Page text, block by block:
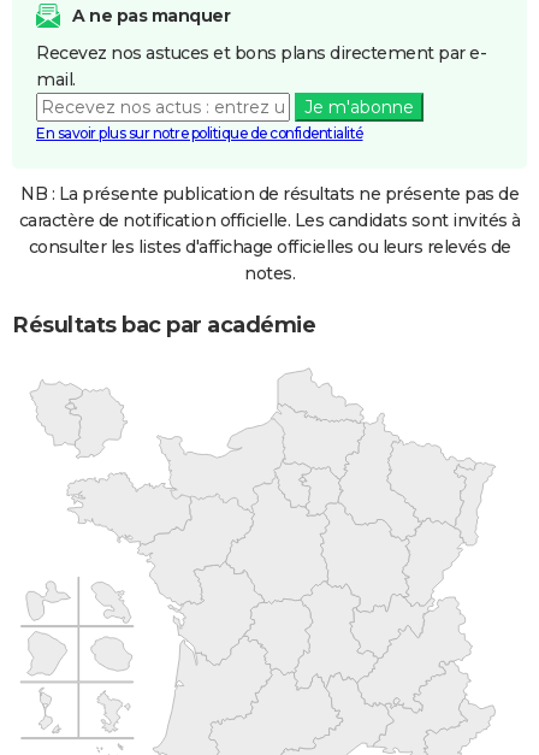
A ne pas manquer
Recevez nos astuces et bons plans directement par e-
mail.
Je m'abonne
En savoir plus sur notre politique de confidentialité
NB : La présente publication de résultats ne présente pas de
caractère de notification officielle. Les candidats sont invités à
consulter les listes d'affichage officielles ou leurs relevés de
notes.
Résultats bac par académie